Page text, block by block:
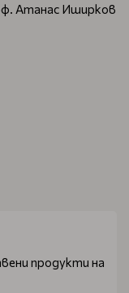
Атанас Иширков
продукти на